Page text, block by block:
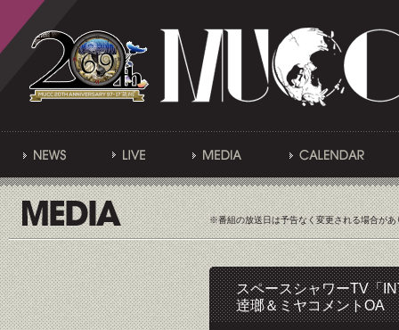
※番組の放送日は予告なく変更される場合が
スペースシャワーTV「
逹瑯＆ミヤコメントOA